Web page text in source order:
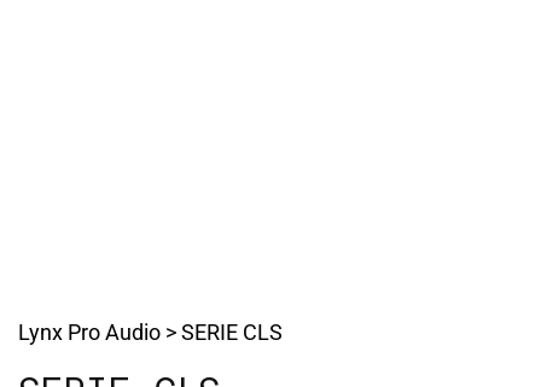
Lynx Pro Audio >SERIE CLS